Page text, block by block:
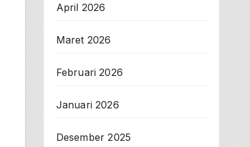
April 2026
Maret 2026
Februari 2026
Januari 2026
Desember 2025